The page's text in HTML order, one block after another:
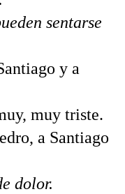
sentarse
y a
muy triste.
a Santiago
dolor.